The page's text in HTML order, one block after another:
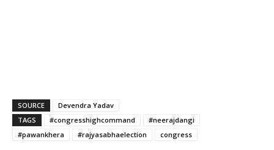
SOURCE
Devendra Yadav
TAGS
#congresshighcommand
#neerajdangi
#pawankhera
#rajyasabhaelection congress